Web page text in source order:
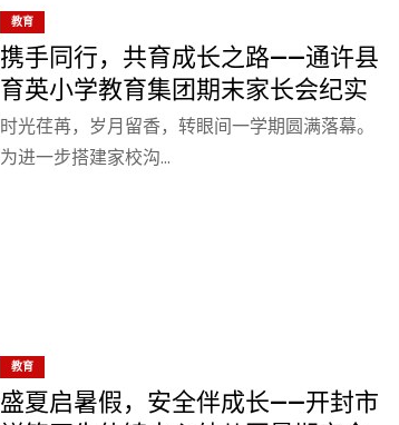
教育
携手同行，共育成长之路——通许县
育英小学教育集团期末家长会纪实
时光荏苒，岁月留香，转眼间一学期圆满落幕。
为进一步搭建家校沟…
教育
盛夏启暑假，安全伴成长——开封市